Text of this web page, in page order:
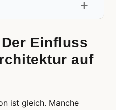
Einfluss
auf
ist gleich. Manche